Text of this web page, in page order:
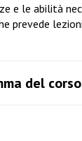
e le abilità
prevede
del